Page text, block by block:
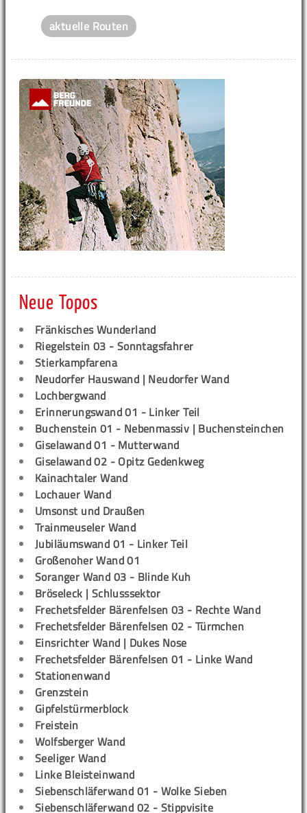
aktuelle Routen
Neue Topos
Fränkisches Wunderland
Riegelstein 03 - Sonntagsfahrer
Stierkampfarena
Neudorfer Hauswand | Neudorfer Wand
Lochbergwand
Erinnerungswand 01 - Linker Teil
Buchenstein 01 - Nebenmassiv | Buchensteinchen
Giselawand 01 - Mutterwand
Giselawand 02 - Opitz Gedenkweg
Kainachtaler Wand
Lochauer Wand
Umsonst und Draußen
Trainmeuseler Wand
Jubiläumswand 01 - Linker Teil
Großenoher Wand 01
Soranger Wand 03 - Blinde Kuh
Bröseleck | Schlusssektor
Frechetsfelder Bärenfelsen 03 - Rechte Wand
Frechetsfelder Bärenfelsen 02 - Türmchen
Einsrichter Wand | Dukes Nose
Frechetsfelder Bärenfelsen 01 - Linke Wand
Stationenwand
Grenzstein
Gipfelstürmerblock
Freistein
Wolfsberger Wand
Seeliger Wand
Linke Bleisteinwand
Siebenschläferwand 01 - Wolke Sieben
Siebenschläferwand 02 - Stippvisite